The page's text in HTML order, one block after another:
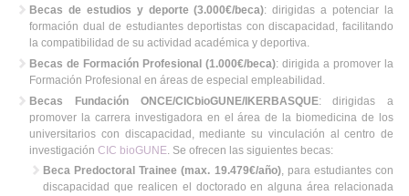
Becas de estudios y deporte (3.000€/beca): dirigidas a potenciar la
formación dual de estudiantes deportistas con discapacidad, facilitando
la compatibilidad de su actividad académica y deportiva.
Becas de Formación Profesional (1.000€/beca): dirigida a promover la
Formación Profesional en áreas de especial empleabilidad.
Becas Fundación ONCE/CICbioGUNE/IKERBASQUE: dirigidas a
promover la carrera investigadora en el área de la biomedicina de los
universitarios con discapacidad, mediante su vinculación al centro de
investigación CIC bioGUNE. Se ofrecen las siguientes becas:
Beca Predoctoral Trainee (max. 19.479€/año), para estudiantes con
discapacidad que realicen el doctorado en alguna área relacionada